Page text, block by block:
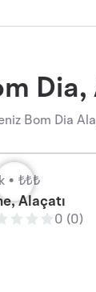
Dia,
Bom Dia
• ₺₺₺
Alaçatı
0 (0)